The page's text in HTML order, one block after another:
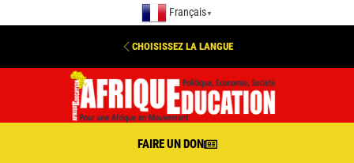
Français ▼
CHOISISSEZ LA LANGUE
FAIRE UN DON